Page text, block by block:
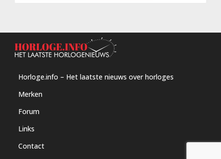
Horloge.info – Het laatste nieuws over horloges
Merken
Forum
Links
Contact